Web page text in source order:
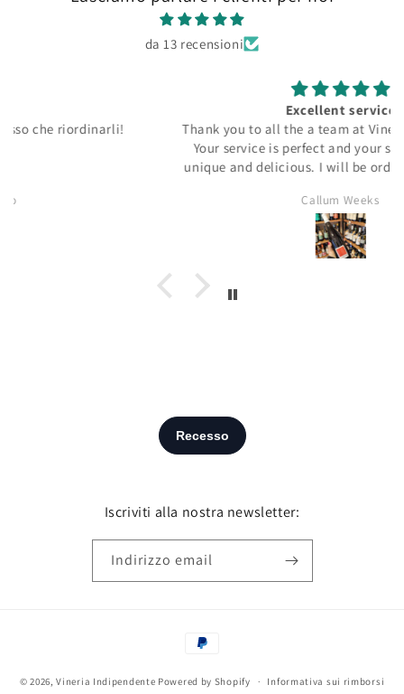
da 13 recensioni
Thank you to all the a team at Vineria Indipendente.
Your service is perfect and your selection of wine
unique and delicious. I will be ordering again soon.
Iscriviti alla nostra newsletter:
Indirizzo email
Metodi
pagamento
© 2026,Vineria Indipendente Powered by Shopify Informativa sui rimborsi